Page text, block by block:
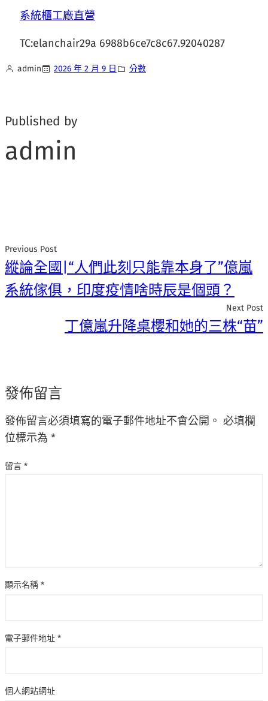
系統櫃工廠直營
TC:elanchair29a 6988b6ce7c8c67.92040287
admin 2026 年 2 月 9 日 分數
Published by
admin
Previous Post
縱論全國|“人們此刻只能靠本身了”億嵐
系統傢俱，印度疫情啥時辰是個頭？
Next Post
丁億嵐升降桌櫻和她的三株“苗”
發佈留言
發佈留言必須填寫的電子郵件地址不會公開。 必填欄
位標示為 *
留言 *
顯示名稱 *
電子郵件地址 *
個人網站網址